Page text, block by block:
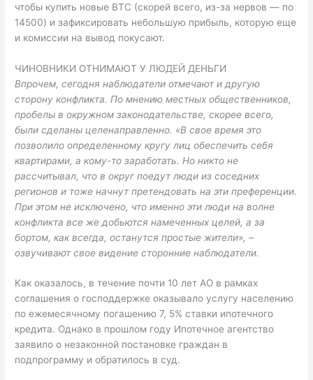
чтобы купить новые BTC (скорей всего, из-за нервов — по
14500) и зафиксировать небольшую прибыль, которую еще
и комиссии на вывод покусают.
ЧИНОВНИКИ ОТНИМАЮТ У ЛЮДЕЙ ДЕНЬГИ
Впрочем, сегодня наблюдатели отмечают и другую
сторону конфликта. По мнению местных общественников,
пробелы в окружном законодательстве, скорее всего,
были сделаны целенаправленно. «В свое время это
позволило определенному кругу лиц обеспечить себя
квартирами, а кому-то заработать. Но никто не
рассчитывал, что в округ поедут люди из соседних
регионов и тоже начнут претендовать на эти преференции.
При этом не исключено, что именно эти люди на волне
конфликта все же добьются намеченных целей, а за
бортом, как всегда, останутся простые жители», –
озвучивают свое видение сторонние наблюдатели.
Как оказалось, в течение почти 10 лет АО в рамках
соглашения о господдержке оказывало услугу населению
по ежемесячному погашению 7, 5% ставки ипотечного
кредита. Однако в прошлом году Ипотечное агентство
заявило о незаконной постановке граждан в
подпрограмму и обратилось в суд.